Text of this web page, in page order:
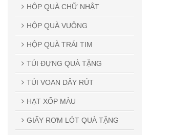
HỘP QUÀ CHỮ NHẬT
HỘP QUÀ VUÔNG
HỘP QUÀ TRÁI TIM
TÚI ĐỰNG QUÀ TẶNG
TÚI VOAN DÂY RÚT
HẠT XỐP MÀU
GIẤY RƠM LÓT QUÀ TẶNG